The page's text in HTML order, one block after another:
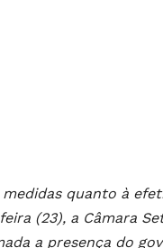
quanto à
(23), a Câmara
a presença do